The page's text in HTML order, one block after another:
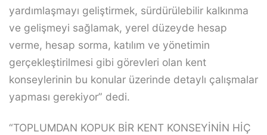
yardımlaşmayı geliştirmek, sürdürülebilir kalkınma
ve gelişmeyi sağlamak, yerel düzeyde hesap
verme, hesap sorma, katılım ve yönetimin
gerçekleştirilmesi gibi görevleri olan kent
konseylerinin bu konular üzerinde detaylı çalışmalar
yapması gerekiyor” dedi.
“TOPLUMDAN KOPUK BİR KENT KONSEYİNİN HİÇ